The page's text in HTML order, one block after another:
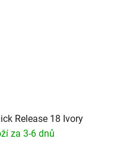
Release 18 Ivory
za 3-6 dnů